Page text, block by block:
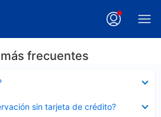
frecuentes
sin tarjeta de crédito?